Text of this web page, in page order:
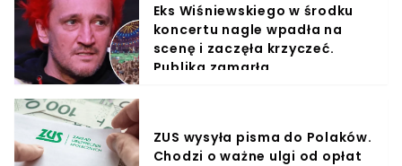
Eks Wiśniewskiego w środku
koncertu nagle wpadła na
scenę i zaczęła krzyczeć.
Publika zamarła
ZUS wysyła pisma do Polaków.
Chodzi o ważne ulgi od opłat